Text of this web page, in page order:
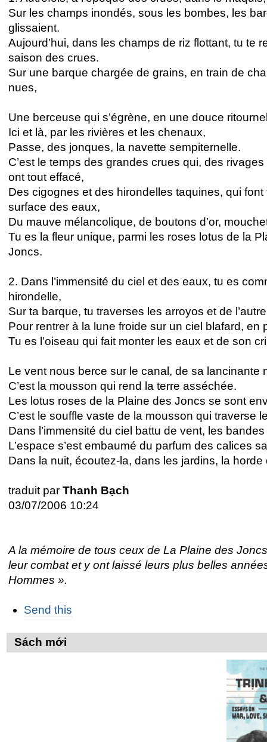
Sur les champs inondés, sous les bombes, les
glissaient.
Aujourd’hui, dans les champs de riz flottant, tu te
saison des crues.
Sur une barque chargée de grains, en train de
nues,
Une berceuse qui s’égrène, en une douce
Ici et là, par les rivières et les chenaux,
Passe, des jonques, la navette sempiternelle.
C’est le temps des grandes crues qui, des
ont tout effacé,
Des cigognes et des hirondelles taquines, qui font
surface des eaux,
Du mauve mélancolique, de boutons d’or,
Tu es la fleur unique, parmi les roses lotus de la
Joncs.
2. Dans l’immensité du ciel et des eaux, tu es
hirondelle,
Sur ta barque, tu traverses les arroyos et de
Pour rentrer à la lune froide sur un ciel blafard, en
Tu es l’oiseau qui fait monter les eaux et de son
Le vent nous berce sur le canal, de sa lancinante
C’est la mousson qui rend la terre asséchée.
Les lotus roses de la Plaine des Joncs se sont
C’est le souffle vaste de la mousson qui traverse
Dans l’immensité du ciel battu de vent, les
L’espace s’est embaumé du parfum des calices
Dans la nuit, écoutez-la, dans les jardins, la
traduit par Thanh Bạch
03/07/2006 10:24
A la mémoire de tous ceux de La Plaine des
leur combat et y ont laissé leurs plus belles
Hommes ».
thao
trên
Tài
Send this
Sách mới